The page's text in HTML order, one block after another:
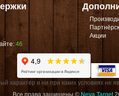
46
Акции
характер и ни при каких условиях
Все права защищены © Neva Target